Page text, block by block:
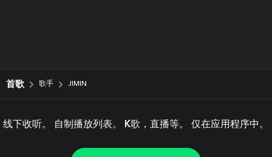
首歌 歌手 JIMIN
线下收听。 自制播放列表。 K歌，直播等。 仅在应用程序中。